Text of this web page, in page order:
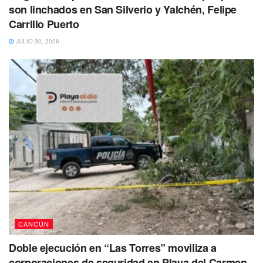
son linchados en San Silverio y Yalchén, Felipe
Carrillo Puerto
JULIO 30, 2026
CANCÚN
Doble ejecución en “Las Torres” moviliza a